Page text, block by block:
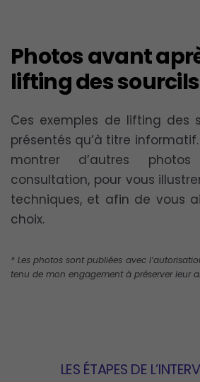
Photos avant
lifting des sourcils
Ces exemples de lifting des
présentés qu’à titre
montrer d’autres
consultation, pour vous
techniques, et afin de vous
choix.
* Les photos sont publiées avec
tenu de mon engagement à préserver leur
LES ÉTAPES DE